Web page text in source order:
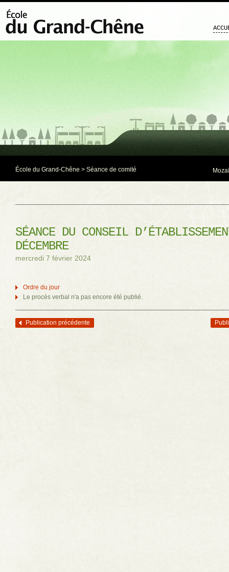
École du Grand-Chêne > Séance de comité
SÉANCE DU CONSEIL
DÉCEMBRE
mercredi 7 février 2024
Ordre du jour
Le procès verbal n'a pas encore été publié.
Navigation des articles
Publication précédente